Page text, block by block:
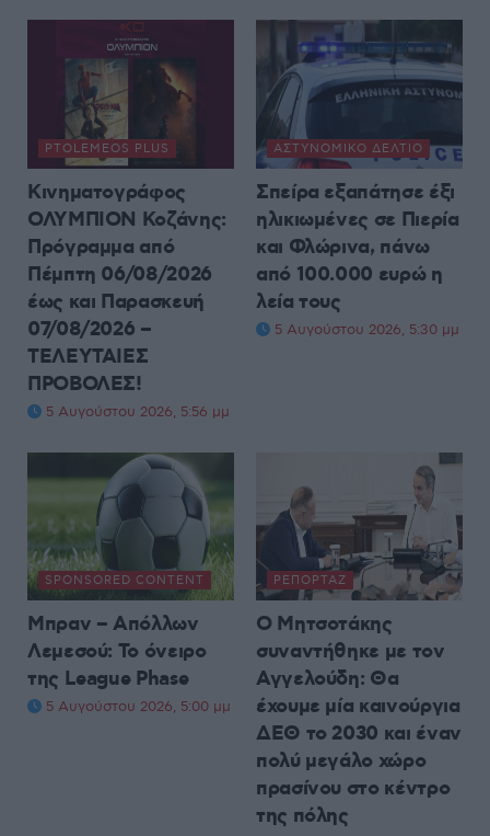
PTOLEMEOS PLUS
Κινηματογράφος
ΟΛΥΜΠΙΟΝ Κοζάνης:
Πρόγραμμα από
Πέμπτη 06/08/2026
έως και Παρασκευή
07/08/2026 –
TΕΛΕΥΤΑΙΕΣ
ΠΡΟΒΟΛΕΣ!
5 Αυγούστου 2026, 5:56 μμ
ΑΣΤΥΝΟΜΙΚΌ ΔΕΛΤΊΟ
Σπείρα εξαπάτησε έξι
ηλικιωμένες σε Πιερία
και Φλώρινα, πάνω
από 100.000 ευρώ η
λεία τους
5 Αυγούστου 2026, 5:30 μμ
SPONSORED CONTENT
Μπραν – Απόλλων
Λεμεσού: Το όνειρο
της League Phase
5 Αυγούστου 2026, 5:00 μμ
ΡΕΠΟΡΤΆΖ
Ο Μητσοτάκης
συναντήθηκε με τον
Αγγελούδη: Θα
έχουμε μία καινούργια
ΔΕΘ το 2030 και έναν
πολύ μεγάλο χώρο
πρασίνου στο κέντρο
της πόλης